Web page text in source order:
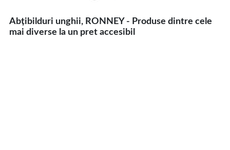
Abțibilduri unghii, RONNEY - Produse dintre cele
mai diverse la un pret accesibil